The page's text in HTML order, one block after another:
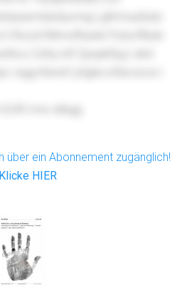
über ein Abonnement zugänglich!
Klicke HIER